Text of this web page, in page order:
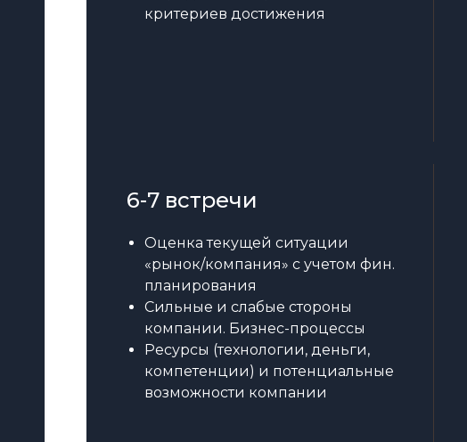
критериев достижения
6-7 встречи
Оценка текущей ситуации
«рынок/компания» с учетом фин.
планирования
Сильные и слабые стороны
компании. Бизнес-процессы
Ресурсы (технологии, деньги,
компетенции) и потенциальные
возможности компании